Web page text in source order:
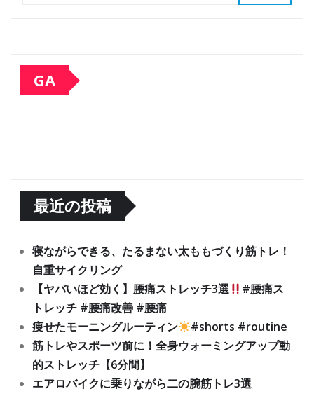
GA
最近の投稿
寝ながらできる、たるまない太ももづくり筋トレ！
自重サイクリング
【ヤバいほど効く】腰痛ストレッチ3選
#腰痛ス
トレッチ #腰痛改善 #腰痛
痩せたモーニングルーティン
#shorts #routine
筋トレやスポーツ前に！全身ウォーミングアップ動
的ストレッチ【6分間】
エアロバイクに乗りながら二の腕筋トレ3選